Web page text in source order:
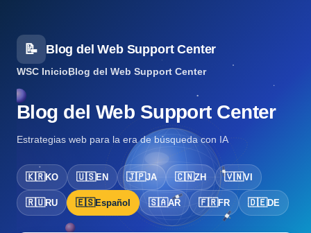
📝 Blog del Web Support Center
WSC InicioBlog del Web Support Center
Blog del Web Support Center
Estrategias web para la era de búsqueda con IA
🇰🇷KO 🇺🇸EN 🇯🇵JA 🇨🇳ZH 🇻🇳VI
🇷🇺RU 🇪🇸Español 🇸🇦AR 🇫🇷FR 🇩🇪DE